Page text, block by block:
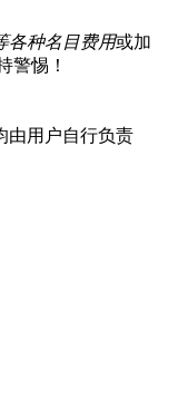
各种名目费用或加
警惕！
由用户自行负责